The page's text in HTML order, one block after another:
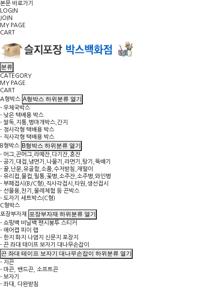
본문 바로가기
LOGIN
JOIN
MY PAGE
CART
분류
CATEGORY
MY PAGE
CART
A형박스 A형박스 하위분류 열기
- 우체국박스
- 낮은 택배용 박스
- 쌀독,지통,병마개박스,간지
- 정사각형 택배용 박스
- 직사각형 택배용 박스
B형박스 B형박스 하위분류 열기
- 머그,끈머그,라떼잔,다기잔,혼잔
- 공기,대접,냉면기,나물기,라면기,탕기,뚝배기
- 꿀,난분,유골함,소품,수저받침,재떨이
- 유리컵,물컵,필통,꽃병,소주잔,소주병,와인병
- 부페접시(B/C형),직사각접시,타원,생선접시
- 선물용,찬기,물레체험 등 끈박스
- 도자기 세트박스(C형)
C형박스
포장부자재
포장부자재 하위분류 열기
- 쇼핑백 비닐백 팬시봉투 스티커
- 에어캡 피이 랩
- 한지 화지 나염지 신문지 포장지
- 끈 좌대 테이프 보자기 대나무손잡이
끈 좌대 테이프 보자기 대나무손잡이 하위분류 열기
- 지끈
- 마끈, 밴드끈, 소프트끈
- 보자기
- 좌대, 다완받침